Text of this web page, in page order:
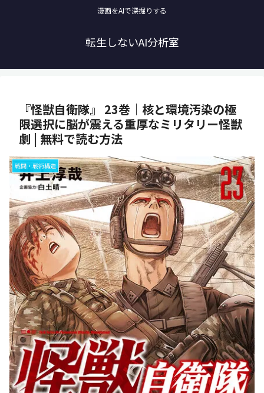
漫画をAIで深掘りする
転生しないAI分析室
『怪獣自衛隊』 23巻｜核と環境汚染の極
限選択に脳が震える重厚なミリタリー怪獣
劇 | 無料で読む方法
戦闘・戦術構造